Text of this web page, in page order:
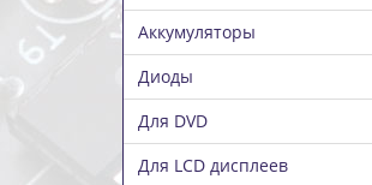
Аккумуляторы
Диоды
Для DVD
Для LCD дисплеев